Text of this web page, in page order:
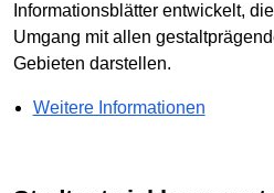
Informationsblätter entwickelt,
Umgang mit allen
Gebieten darstellen.
Weitere Informationen